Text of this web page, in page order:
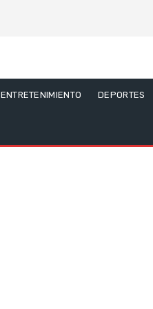
ENTRETENIMIENTO DEPORTES